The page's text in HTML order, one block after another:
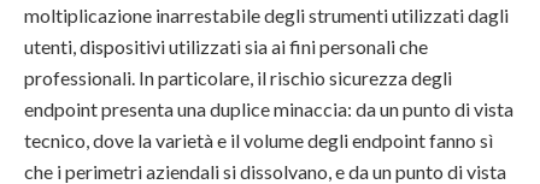
moltiplicazione inarrestabile degli strumenti utilizzati dagli
utenti, dispositivi utilizzati sia ai fini personali che
professionali. In particolare, il rischio sicurezza degli
endpoint presenta una duplice minaccia: da un punto di vista
tecnico, dove la varietà e il volume degli endpoint fanno sì
che i perimetri aziendali si dissolvano, e da un punto di vista